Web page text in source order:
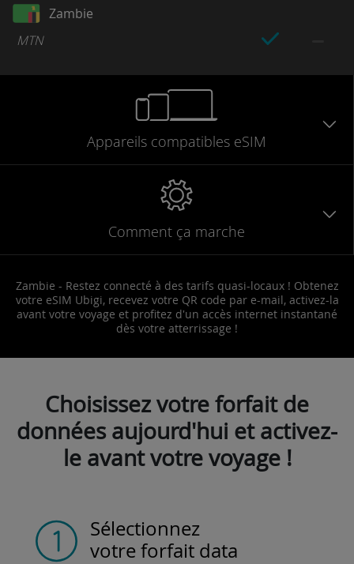
Zambie
MTN
Appareils compatibles eSIM
Comment ça marche
Zambie - Restez connecté à des tarifs quasi-locaux ! Obtenez
votre eSIM Ubigi, recevez votre QR code par e-mail, activez-la
avant votre voyage et profitez d'un accès internet instantané
dès votre atterrissage !
Choisissez votre forfait de
données aujourd'hui et activez-
le avant votre voyage !
Sélectionnez
votre forfait data